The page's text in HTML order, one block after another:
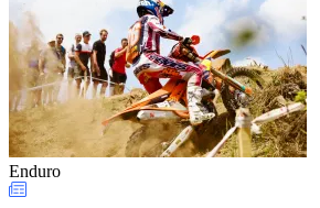
Enduro